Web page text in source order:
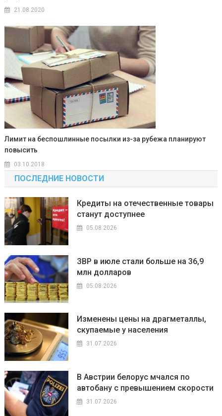
21.08.2020
Лимит на беспошлинные посылки из-за рубежа планируют
повысить
03.10.2018
ПОСЛЕДНИЕ НОВОСТИ
Кредиты на отечественные товары
станут доступнее
05.08.2026
ЗВР в июле стали больше на 36,9
млн долларов
05.08.2026
Изменены цены на драгметаллы,
скупаемые у населения
31.07.2026
В Австрии белорус мчался по
автобану с превышением скорости
31.07.2026